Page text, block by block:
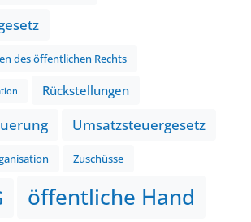
des öffentlichen Rechts
Rückstellungen
Umsatzsteuergesetz
Zuschüsse
öffentliche Hand